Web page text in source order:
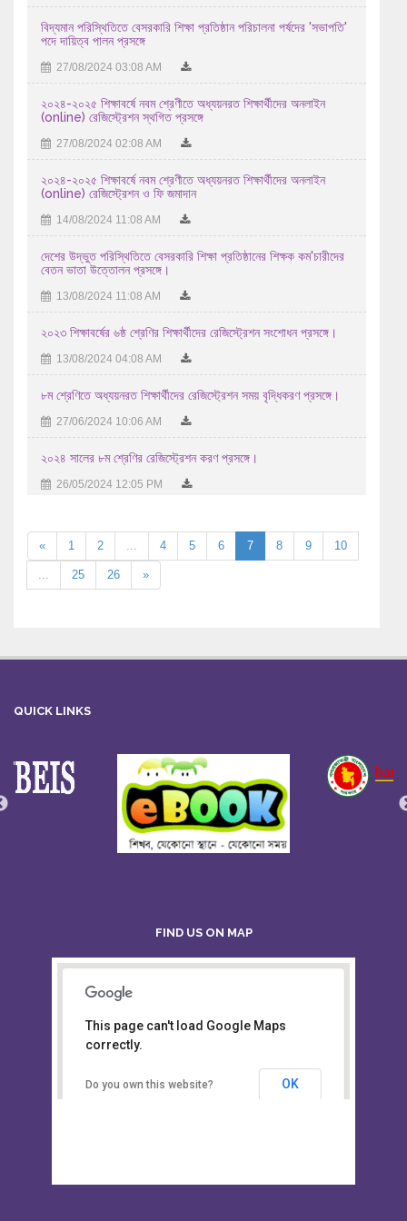
18/07/2026 01:07 AM
এইচএসসি পরীক্ষা -২০২৬ এর আগামী ১৮/৭/২০২৬ তারিখ শনিবার ...
17/07/2026 09:07 AM
এইচ এস সি-২০২৬ সালের পরীক্ষকের তালিকা (বিষয়ঃ ইংরেজি ১ম ...
15/07/2026 11:07 AM
এইচ এস সি-২০২৬ সালের পরীক্ষকের তালিকা (বিষয়ঃ বাংলা ২য় পত্র ...
২০২৫-২০২৬ শিক্ষাবর্ষে উচ্চ মাধ্যমিক পর্যায়ে অধ্যয়নরত ...
04/08/2026 11:08 AM
বিদ্যমান পরিস্থিতিতে বেসরকারি শিক্ষা প্রতিষ্ঠান পরিচালনা পর্ষদের 'সভাপতি'
পদে দায়িত্ব পালন প্রসঙ্গে
27/08/2024 03:08 AM
২০২৪-২০২৫ শিক্ষাবর্ষে নবম শ্রেণীতে অধ্যয়নরত শিক্ষার্থীদের অনলাইন
(online) রেজিস্ট্রেশন স্থগিত প্রসঙ্গে
27/08/2024 02:08 AM
২০২৪-২০২৫ শিক্ষাবর্ষে নবম শ্রেণীতে অধ্যয়নরত শিক্ষার্থীদের অনলাইন
(online) রেজিস্ট্রেশন ও ফি জমাদান
14/08/2024 11:08 AM
দেশের উদ্ভুত পরিস্থিতিতে বেসরকারি শিক্ষা প্রতিষ্ঠানের শিক্ষক কম'চারীদের
বেতন ভাতা উত্তোলন প্রসঙ্গে।
13/08/2024 11:08 AM
২০২৩ শিক্ষাবর্ষের ৬ষ্ঠ শ্রেণির শিক্ষার্থীদের রেজিস্ট্রেশন সংশোধন প্রসঙ্গে।
13/08/2024 04:08 AM
৮ম শ্রেণিতে অধ্যয়নরত শিক্ষার্থীদের রেজিস্ট্রেশন সময় বৃদ্ধিকরণ প্রসঙ্গে।
27/06/2024 10:06 AM
২০২৪ সালের ৮ম শ্রেণির রেজিস্ট্রেশন করণ প্রসঙ্গে।
26/05/2024 12:05 PM
« 1 2 4 5 6 7 8 9 10
25 26 »
QUICK LINKS
FIND US ON MAP
Board of Intermediate &
Secondary Education, Alampur,
This page can't load Google Maps
correctly.
Do you own this website? OK